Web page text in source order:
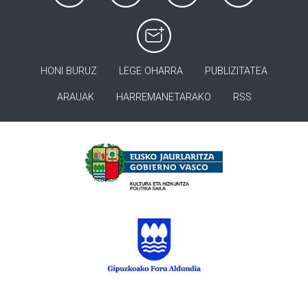
HONI BURUZ LEGE OHARRA PUBLIZITATEA
ARAUAK HARREMANETARAKO RSS